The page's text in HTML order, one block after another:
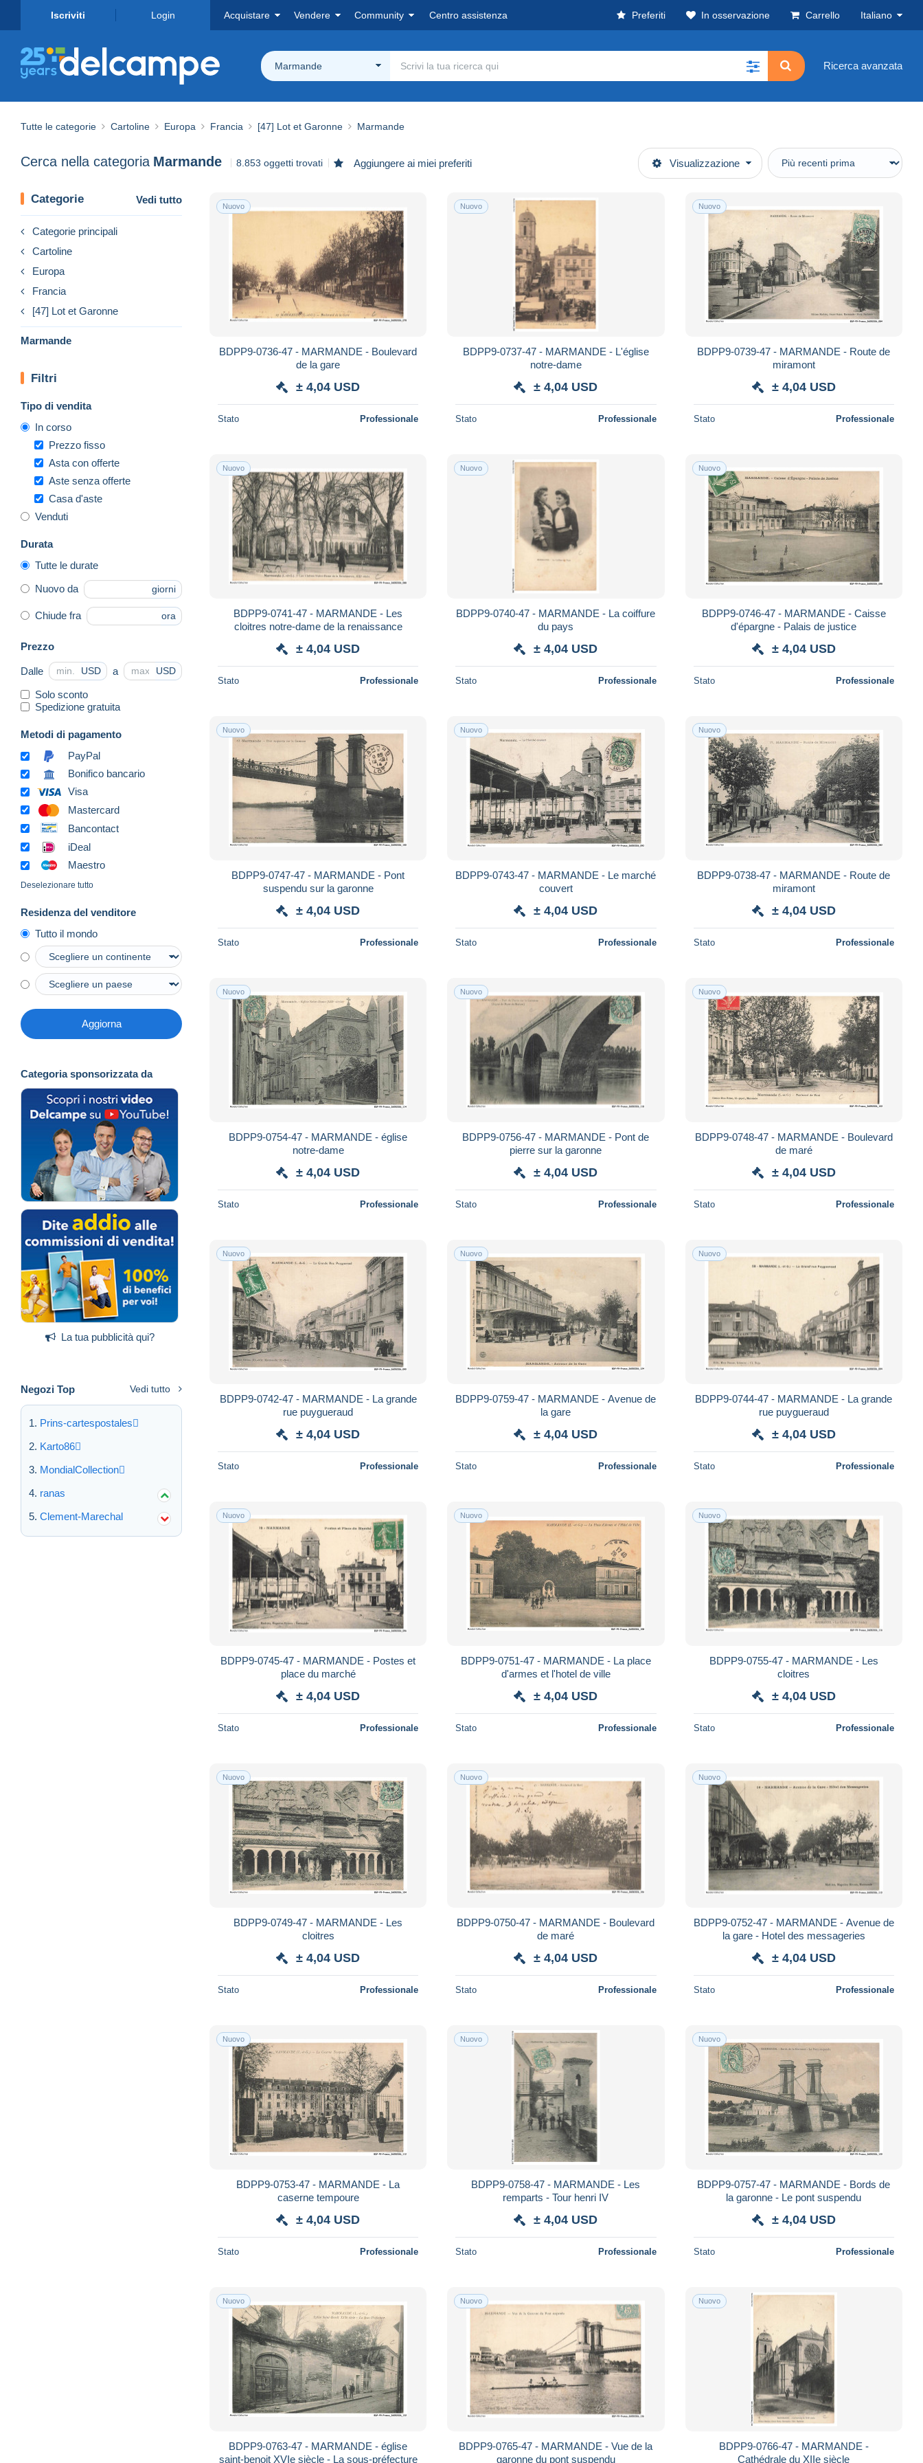
Iscriviti Login Acquistare Vendere Community Centro assistenza Preferiti In osservazione Carrello Italiano
Marmande Ricerca avanzata
Tutte le categorie Cartoline Europa Francia [47] Lot et Garonne Marmande
Cerca nella categoria Marmande 8.853 oggetti trovati Aggiungere ai miei preferiti Visualizzazione
Categorie Vedi tutto
Categorie principali
Cartoline
Europa
Francia
[47] Lot et Garonne
Marmande
Filtri
Tipo di vendita
In corso
Prezzo fisso
Asta con offerte
Aste senza offerte
Casa d'aste
Venduti
Durata
Tutte le durate
Nuovo da giorni
Chiude fra ora
Prezzo
Dalle USD a USD
Solo sconto
Spedizione gratuita
Metodi di pagamento
PayPal
Bonifico bancario
Visa
Mastercard
Bancontact
iDeal
Maestro
Deselezionare tutto
Residenza del venditore
Tutto il mondo
Aggiorna
Categoria sponsorizzata da
La tua pubblicità qui?
Negozi Top Vedi tutto
Prins-cartespostales
Karto86
MondialCollection
ranas
Clement-Marechal
Nuovo
BDPP9-0736-47 - MARMANDE - Boulevard
de la gare
± 4,04 USD
Stato Professionale
Nuovo
BDPP9-0737-47 - MARMANDE - L'église
notre-dame
± 4,04 USD
Stato Professionale
Nuovo
BDPP9-0739-47 - MARMANDE - Route de
miramont
± 4,04 USD
Stato Professionale
Nuovo
BDPP9-0741-47 - MARMANDE - Les
cloitres notre-dame de la renaissance
± 4,04 USD
Stato Professionale
Nuovo
BDPP9-0740-47 - MARMANDE - La coiffure
du pays
± 4,04 USD
Stato Professionale
Nuovo
BDPP9-0746-47 - MARMANDE - Caisse
d'épargne - Palais de justice
± 4,04 USD
Stato Professionale
Nuovo
BDPP9-0747-47 - MARMANDE - Pont
suspendu sur la garonne
± 4,04 USD
Stato Professionale
Nuovo
BDPP9-0743-47 - MARMANDE - Le marché
couvert
± 4,04 USD
Stato Professionale
Nuovo
BDPP9-0738-47 - MARMANDE - Route de
miramont
± 4,04 USD
Stato Professionale
Nuovo
BDPP9-0754-47 - MARMANDE - église
notre-dame
± 4,04 USD
Stato Professionale
Nuovo
BDPP9-0756-47 - MARMANDE - Pont de
pierre sur la garonne
± 4,04 USD
Stato Professionale
Nuovo
BDPP9-0748-47 - MARMANDE - Boulevard
de maré
± 4,04 USD
Stato Professionale
Nuovo
BDPP9-0742-47 - MARMANDE - La grande
rue puygueraud
± 4,04 USD
Stato Professionale
Nuovo
BDPP9-0759-47 - MARMANDE - Avenue de
la gare
± 4,04 USD
Stato Professionale
Nuovo
BDPP9-0744-47 - MARMANDE - La grande
rue puygueraud
± 4,04 USD
Stato Professionale
Nuovo
BDPP9-0745-47 - MARMANDE - Postes et
place du marché
± 4,04 USD
Stato Professionale
Nuovo
BDPP9-0751-47 - MARMANDE - La place
d'armes et l'hotel de ville
± 4,04 USD
Stato Professionale
Nuovo
BDPP9-0755-47 - MARMANDE - Les
cloitres
± 4,04 USD
Stato Professionale
Nuovo
BDPP9-0749-47 - MARMANDE - Les
cloitres
± 4,04 USD
Stato Professionale
Nuovo
BDPP9-0750-47 - MARMANDE - Boulevard
de maré
± 4,04 USD
Stato Professionale
Nuovo
BDPP9-0752-47 - MARMANDE - Avenue de
la gare - Hotel des messageries
± 4,04 USD
Stato Professionale
Nuovo
BDPP9-0753-47 - MARMANDE - La
caserne tempoure
± 4,04 USD
Stato Professionale
Nuovo
BDPP9-0758-47 - MARMANDE - Les
remparts - Tour henri IV
± 4,04 USD
Stato Professionale
Nuovo
BDPP9-0757-47 - MARMANDE - Bords de
la garonne - Le pont suspendu
± 4,04 USD
Stato Professionale
Nuovo
BDPP9-0763-47 - MARMANDE - église
saint-benoit XVIe siècle - La sous-préfecture
Nuovo
BDPP9-0765-47 - MARMANDE - Vue de la
garonne du pont suspendu
Nuovo
BDPP9-0766-47 - MARMANDE -
Cathédrale du XIIe siècle